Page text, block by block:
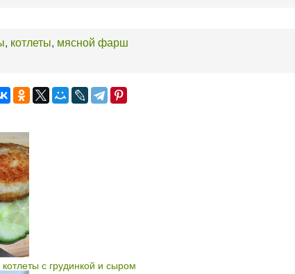
, котлеты, мясной фарш
с грудинкой и сыром